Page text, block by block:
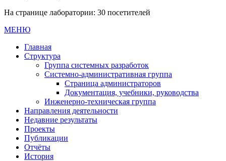
На странице лаборатории: 30 посетителей
МЕНЮ
Главная
Структура
Группа системных разработок
Системно-административная группа
Страница администраторов
Документация, учебники, руководства
Инженерно-техническая группа
Направления деятельности
Недавние результаты
Проекты
Публикации
Отчёты
История